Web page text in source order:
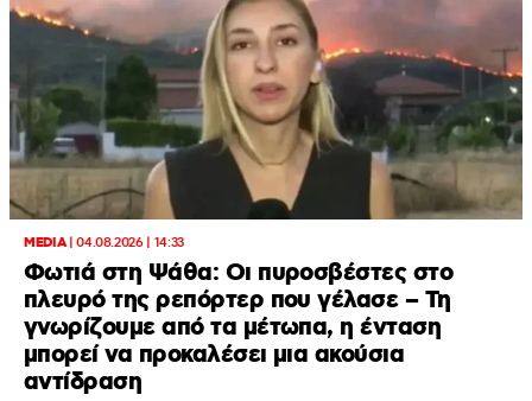
MEDIA|04.08.2026 | 14:33
Φωτιά στη Ψάθα: Οι πυροσβέστες στο
πλευρό της ρεπόρτερ που γέλασε – Τη
γνωρίζουμε από τα μέτωπα, η ένταση
μπορεί να προκαλέσει μια ακούσια
αντίδραση